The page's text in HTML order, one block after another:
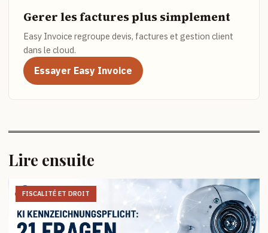
Gerer les factures plus simplement
Easy Invoice regroupe devis, factures et gestion client
dans le cloud.
Essayer Easy Invoice
Lire ensuite
FISCALITÉ ET DROIT